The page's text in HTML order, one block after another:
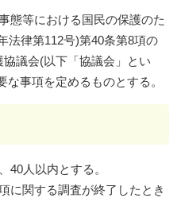
等における国民の保護のた
法律第112号)第40条第8項の
議会(以下「協議会」とい
事項を定めるものとする。
人以内とする。
関する調査が終了したとき